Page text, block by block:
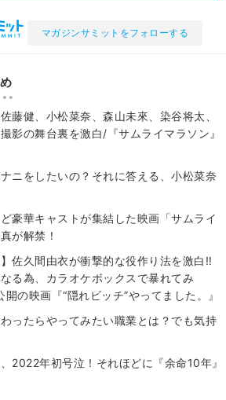
マガジンサミットをフォローする
藤健、小松菜奈、森山未來、染谷将太、
影の舞台裏を激白/『サムライマラソン』
ニをしたいの？それに答える、小松菜奈
豪華キャストが集結した映画「サムライ
が解禁！
】佐久間由衣が衝撃的な役作り法を激白‼
る為、カラオケボックスで暴れてみ
の映画『“隠れビッチ”やってました。』
ったらやってみたい職業とは？でも気持
2022年初号泣！それほどに『余命10年』